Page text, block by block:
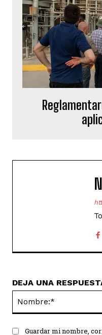
DEJA UNA
Guardar mi nombre,